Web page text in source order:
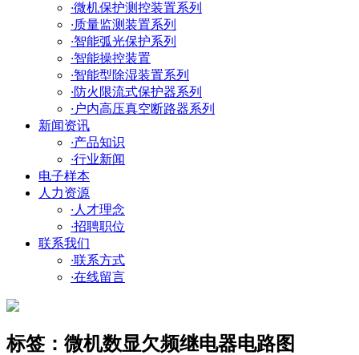
·微机保护测控装置系列
·质量监测装置系列
·智能弧光保护系列
·智能操控装置
·智能型除湿装置系列
·防火限流式保护器系列
· 户内高压真空断路器系列
新闻资讯
·产品知识
·行业新闻
电子样本
人力资源
· 人才理念
·招聘职位
联系我们
·联系方式
·在线留言
标签：微机数显欠频继电器电路图